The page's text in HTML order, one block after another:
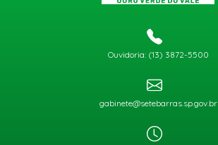
Ouvidoria: (13) 3872-5500
gabinete@setebarras.sp.gov.br